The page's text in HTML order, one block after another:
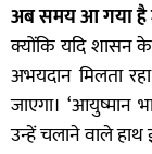
अब समय आ गया है
क्योंकि यदि शासन
अभयदान मिलता
जाएगा।
उन्हें चलाने वाले हाथ